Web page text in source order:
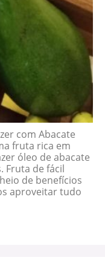
com Abacate
fruta rica em
óleo de abacate
Fruta de fácil
de benefícios
aproveitar tudo